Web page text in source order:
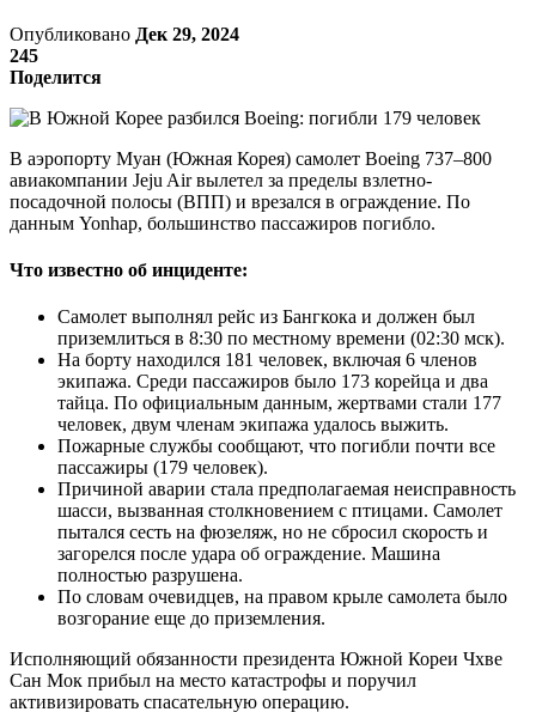
Опубликовано Дек 29, 2024
245
Поделится
В аэропорту Муан (Южная Корея) самолет Boeing 737–800
авиакомпании Jeju Air вылетел за пределы взлетно-
посадочной полосы (ВПП) и врезался в ограждение. По
данным Yonhap, большинство пассажиров погибло.
Что известно об инциденте:
Самолет выполнял рейс из Бангкока и должен был
приземлиться в 8:30 по местному времени (02:30 мск).
На борту находился 181 человек, включая 6 членов
экипажа. Среди пассажиров было 173 корейца и два
тайца. По официальным данным, жертвами стали 177
человек, двум членам экипажа удалось выжить.
Пожарные службы сообщают, что погибли почти все
пассажиры (179 человек).
Причиной аварии стала предполагаемая неисправность
шасси, вызванная столкновением с птицами. Самолет
пытался сесть на фюзеляж, но не сбросил скорость и
загорелся после удара об ограждение. Машина
полностью разрушена.
По словам очевидцев, на правом крыле самолета было
возгорание еще до приземления.
Исполняющий обязанности президента Южной Кореи Чхве
Сан Мок прибыл на место катастрофы и поручил
активизировать спасательную операцию.